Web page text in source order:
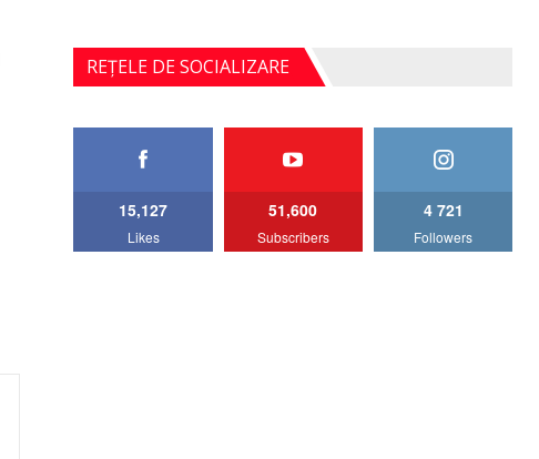
5
Noul Mercedes-Benz S-Class facelift (S 580
4MATIC V223) / Test Drive AutoBlog.MD
27:33
AutoBlog.MD
REȚELE DE SOCIALIZARE
15,127
Likes
51,600
Subscribers
4 721
Followers